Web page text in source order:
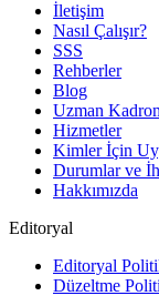
İletişim
Nasıl Çalışır?
SSS
Rehberler
Blog
Uzman
Hizmetler
Kimler İçin
Durumlar ve
Hakkımızda
Editoryal
Editoryal
Düzeltme